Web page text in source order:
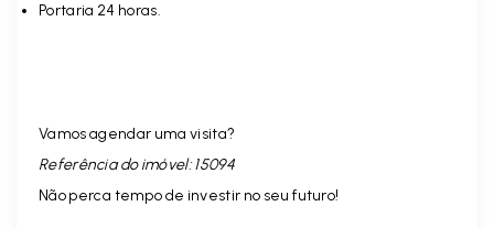
Portaria 24 horas.
Vamos agendar uma visita?
Referência do imóvel: 15094
Não perca tempo de investir no seu futuro!